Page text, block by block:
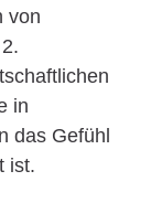
von
in
das Gefühl
ist.